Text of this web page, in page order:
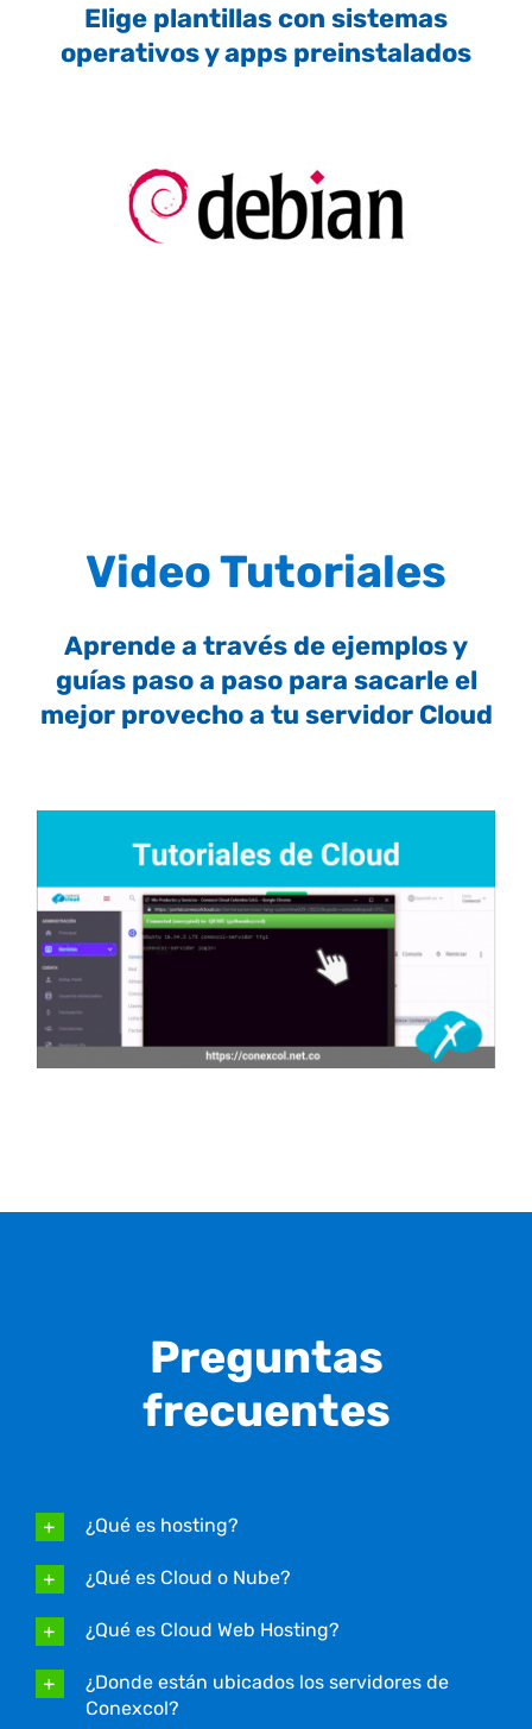
Elige plantillas con sistemas
operativos y apps preinstalados
Video Tutoriales
Aprende a través de ejemplos y
guías paso a paso para sacarle el
mejor provecho a tu servidor Cloud
Preguntas
frecuentes
¿Qué es hosting?
¿Qué es Cloud o Nube?
¿Qué es Cloud Web Hosting?
¿Donde están ubicados los servidores de
Conexcol?